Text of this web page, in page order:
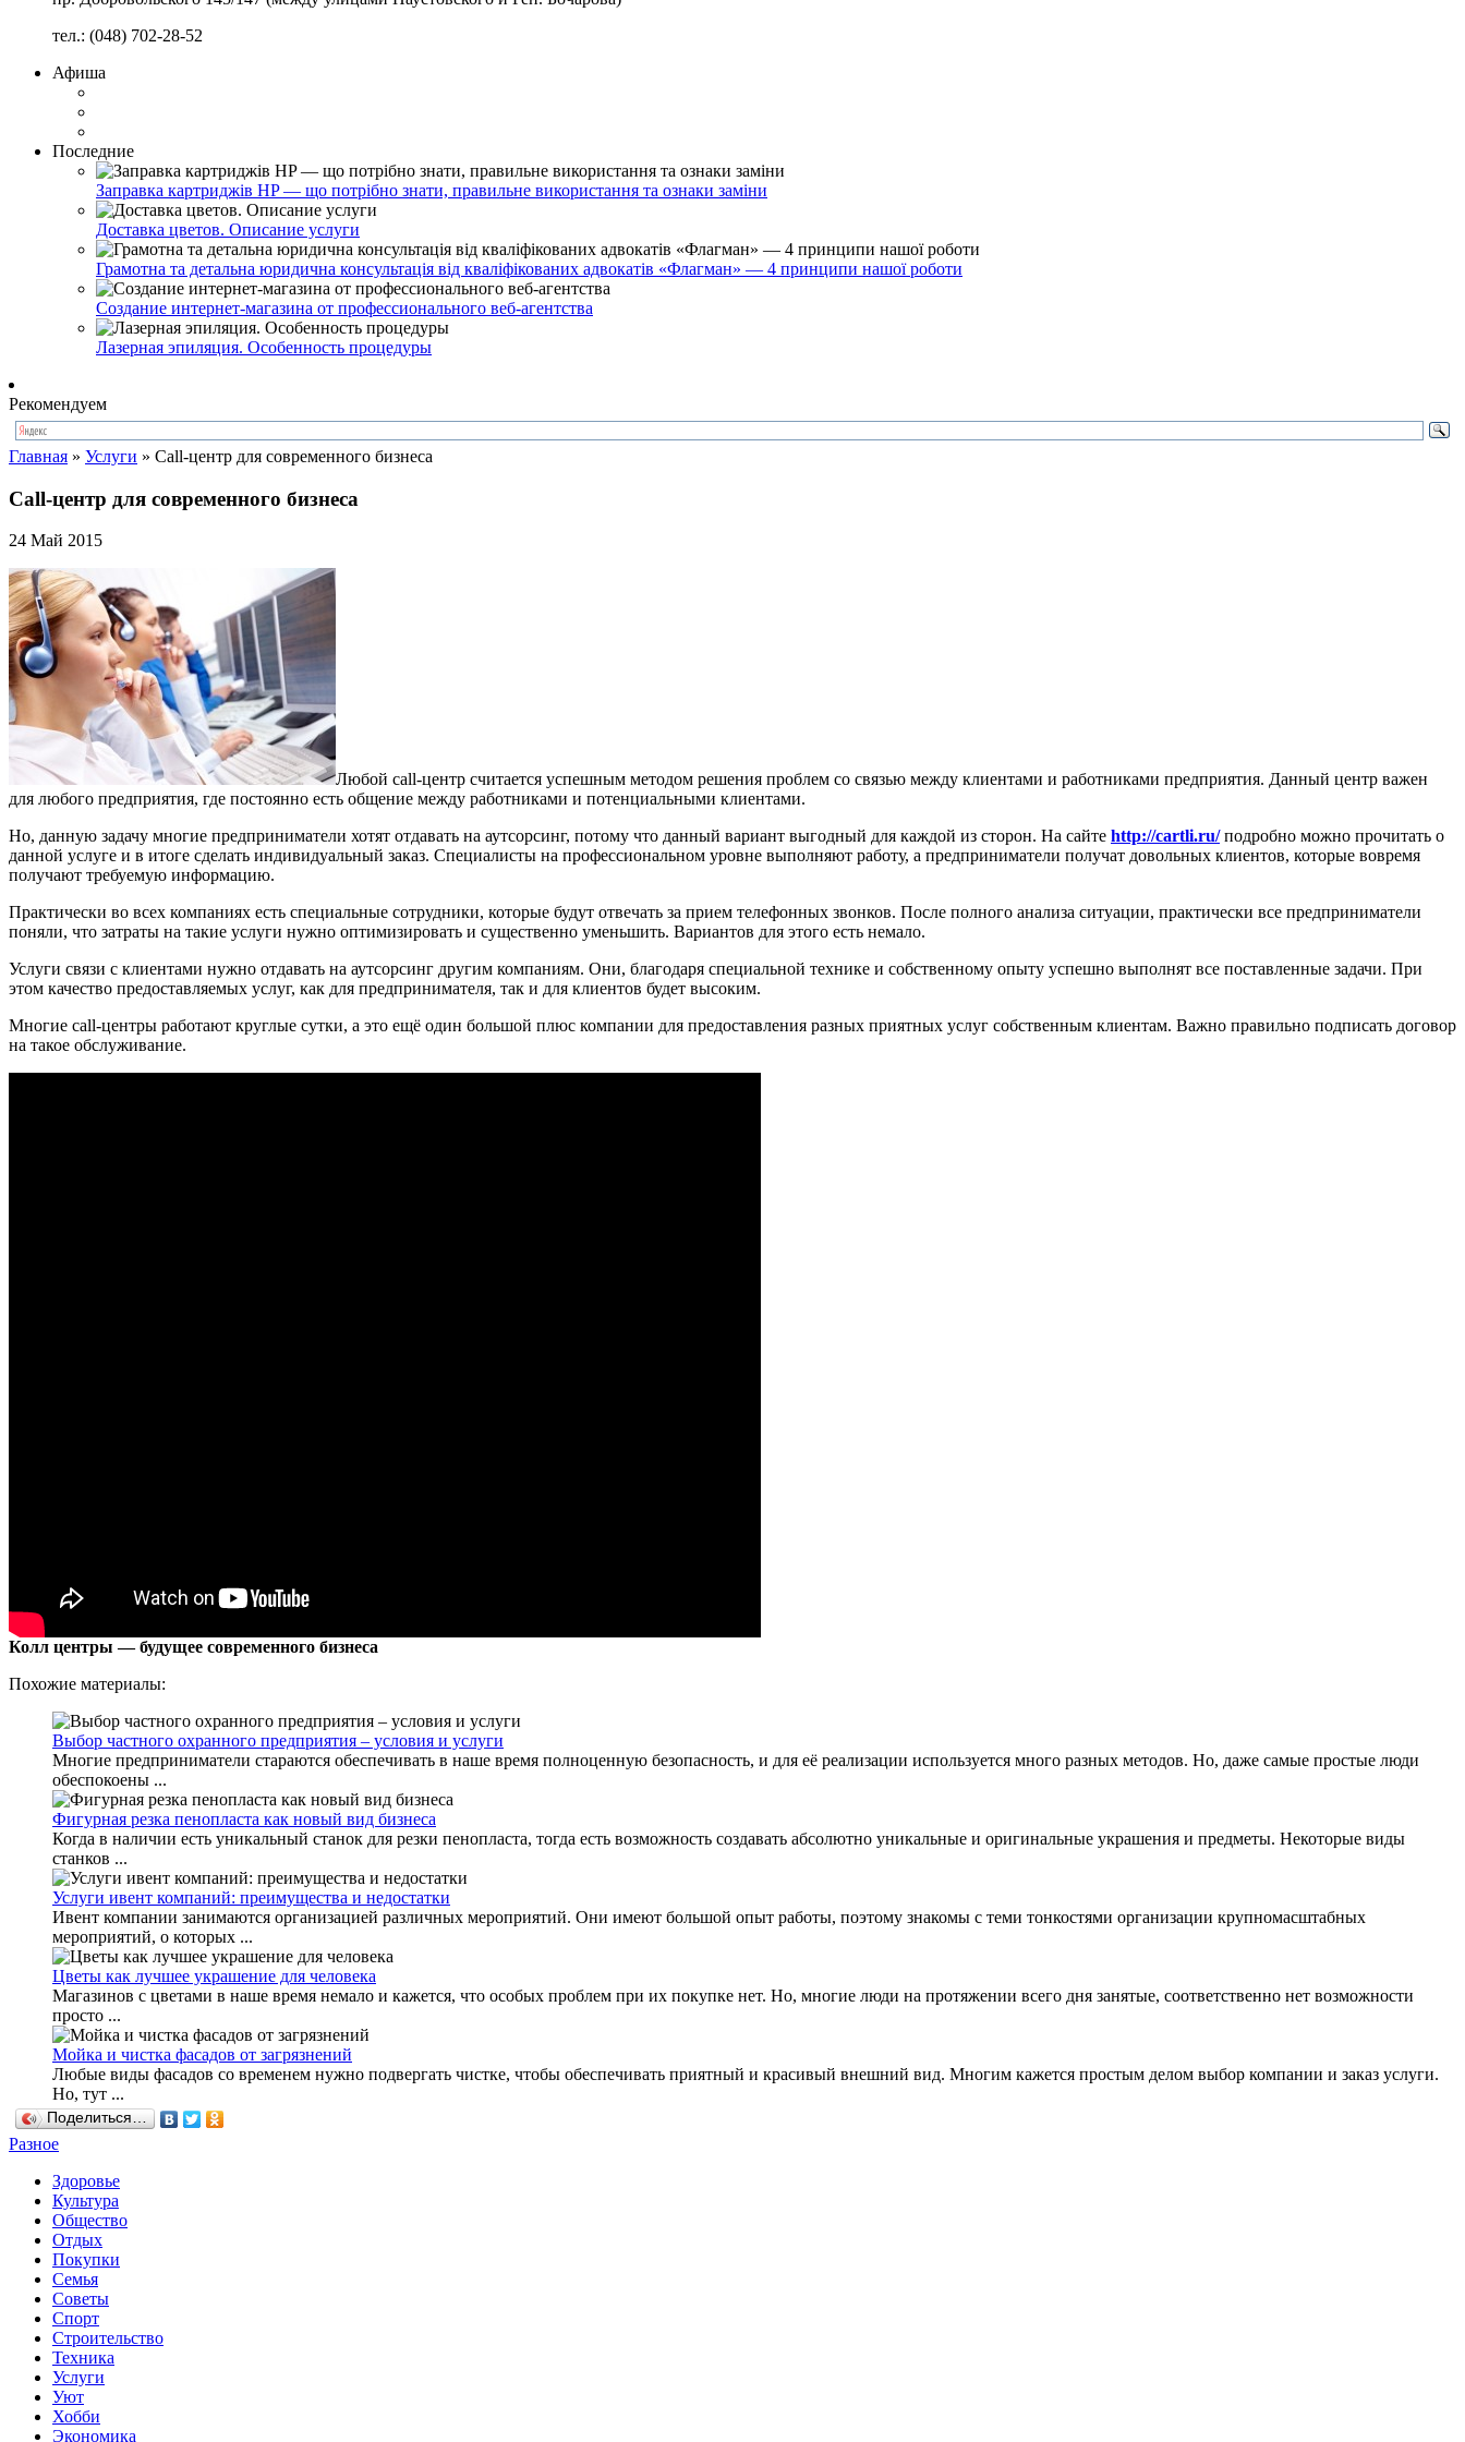
тел.: (048) 702-28-52
Афиша
Последние
Заправка картриджів HP — що потрібно знати, правильне використання та ознаки заміни
Доставка цветов. Описание услуги
Грамотна та детальна юридична консультація від кваліфікованих адвокатів «Флагман» — 4 принципи нашої роботи
Создание интернет-магазина от профессионального веб-агентства
Лазерная эпиляция. Особенность процедуры
Рекомендуем
Главная » Услуги » Call-центр для современного бизнеса
Call-центр для современного бизнеса
24 Май 2015
Любой call-центр считается успешным методом решения проблем со связью между клиентами и работниками предприятия. Данный центр важен
для любого предприятия, где постоянно есть общение между работниками и потенциальными клиентами.
Но, данную задачу многие предприниматели хотят отдавать на аутсорсинг, потому что данный вариант выгодный для каждой из сторон. На сайте http://cartli.ru/подробно можно прочитать о
данной услуге и в итоге сделать индивидуальный заказ. Специалисты на профессиональном уровне выполняют работу, а предприниматели получат довольных клиентов, которые вовремя
получают требуемую информацию.
Практически во всех компаниях есть специальные сотрудники, которые будут отвечать за прием телефонных звонков. После полного анализа ситуации, практически все предприниматели
поняли, что затраты на такие услуги нужно оптимизировать и существенно уменьшить. Вариантов для этого есть немало.
Услуги связи с клиентами нужно отдавать на аутсорсинг другим компаниям. Они, благодаря специальной технике и собственному опыту успешно выполнят все поставленные задачи. При
этом качество предоставляемых услуг, как для предпринимателя, так и для клиентов будет высоким.
Многие call-центры работают круглые сутки, а это ещё один большой плюс компании для предоставления разных приятных услуг собственным клиентам. Важно правильно подписать договор
на такое обслуживание.
Колл центры — будущее современного бизнеса
Похожие материалы:
Выбор частного охранного предприятия – условия и услуги
Многие предприниматели стараются обеспечивать в наше время полноценную безопасность, и для её реализации используется много разных методов. Но, даже самые простые люди
обеспокоены ...
Фигурная резка пенопласта как новый вид бизнеса
Когда в наличии есть уникальный станок для резки пенопласта, тогда есть возможность создавать абсолютно уникальные и оригинальные украшения и предметы. Некоторые виды
станков ...
Услуги ивент компаний: преимущества и недостатки
Ивент компании занимаются организацией различных мероприятий. Они имеют большой опыт работы, поэтому знакомы с теми тонкостями организации крупномасштабных
мероприятий, о которых ...
Цветы как лучшее украшение для человека
Магазинов с цветами в наше время немало и кажется, что особых проблем при их покупке нет. Но, многие люди на протяжении всего дня занятые, соответственно нет возможности
просто ...
Мойка и чистка фасадов от загрязнений
Любые виды фасадов со временем нужно подвергать чистке, чтобы обеспечивать приятный и красивый внешний вид. Многим кажется простым делом выбор компании и заказ услуги.
Но, тут ...
Поделиться…
Разное
Здоровье
Культура
Общество
Отдых
Покупки
Семья
Советы
Спорт
Строительство
Техника
Услуги
Уют
Хобби
Экономика